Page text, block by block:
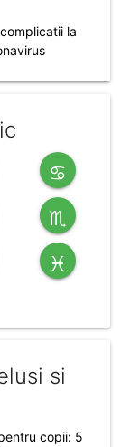
la
♋
♏
♓
si
copii: 5